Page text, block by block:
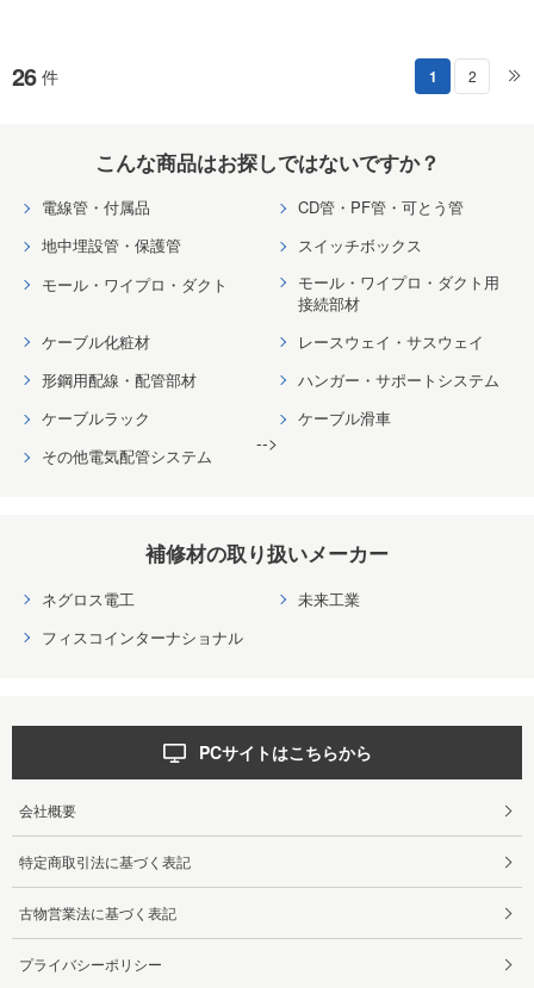
26 件 1 2
こんな商品はお探しではないですか？
電線管・付属品
CD管・PF管・可とう管
地中埋設管・保護管
スイッチボックス
モール・ワイプロ・ダクト
モール・ワイプロ・ダクト用
接続部材
ケーブル化粧材
レースウェイ・サスウェイ
形鋼用配線・配管部材
ハンガー・サポートシステム
ケーブルラック
ケーブル滑車
その他電気配管システム
-->
補修材の取り扱いメーカー
ネグロス電工
未来工業
フィスコインターナショナル
PCサイトはこちらから
会社概要
特定商取引法に基づく表記
古物営業法に基づく表記
プライバシーポリシー